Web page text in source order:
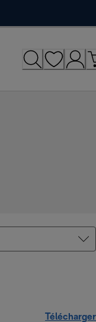
Télécharger